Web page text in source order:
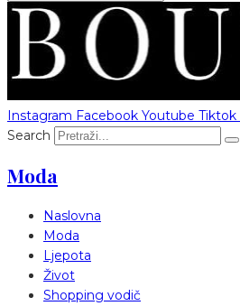
Instagram Facebook Youtube Tiktok
Search
Moda
Naslovna
Moda
Ljepota
Život
Shopping vodič